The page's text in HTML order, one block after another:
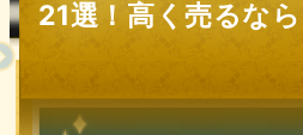
21選！高く売るな